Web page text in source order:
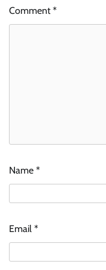
Comment*
Name *
Email *